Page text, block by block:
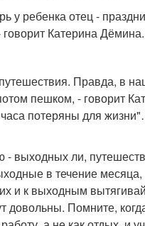
у ребенка отец -
Катерина
Правда, в
пешком, - говорит
потеряны для
- выходных ли,
в течение
и к выходным
довольны. Помните,